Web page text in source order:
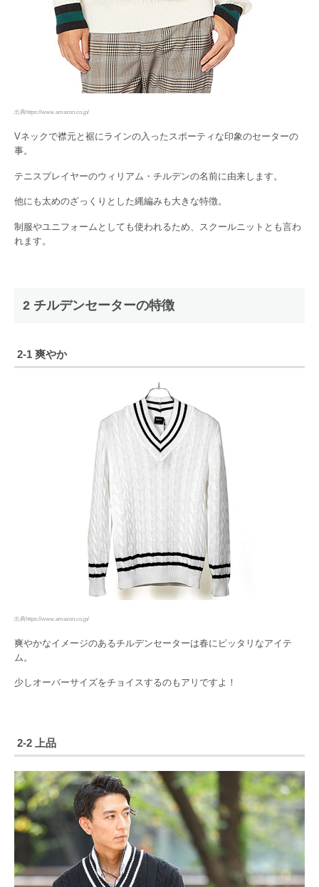
出典https://www.amazon.co.jp/
Vネックで襟元と裾にラインの入ったスポーティな印象のセーターの
事。
テニスプレイヤーのウィリアム・チルデンの名前に由来します。
他にも太めのざっくりとした縄編みも大きな特徴。
制服やユニフォームとしても使われるため、スクールニットとも言わ
れます。
2 チルデンセーターの特徴
2-1 爽やか
出典https://www.amazon.co.jp/
爽やかなイメージのあるチルデンセーターは春にピッタリなアイテ
ム。
少しオーバーサイズをチョイスするのもアリですよ！
2-2 上品